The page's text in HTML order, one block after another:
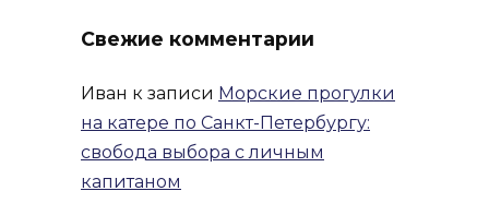
Свежие комментарии
Иван к записи Морские прогулки
на катере по Санкт-Петербургу:
свобода выбора с личным
капитаном